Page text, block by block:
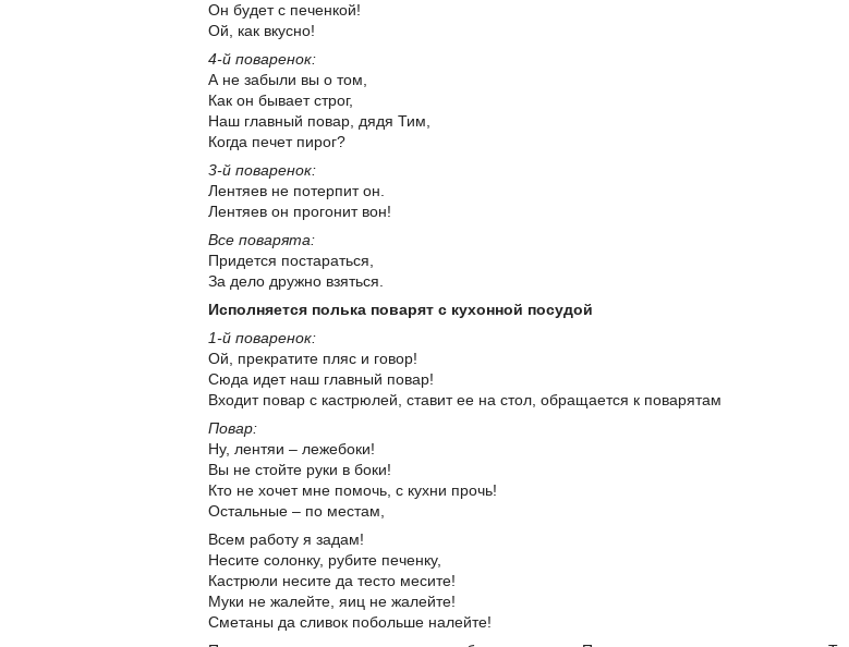
Он будет с печенкой!
Ой, как вкусно!
4-й поваренок:
А не забыли вы о том,
Как он бывает строг,
Наш главный повар, дядя Тим,
Когда печет пирог?
3-й поваренок:
Лентяев не потерпит он.
Лентяев он прогонит вон!
Все поварята:
Придется постараться,
За дело дружно взяться.
Исполняется полька поварят с кухонной посудой
1-й поваренок:
Ой, прекратите пляс и говор!
Сюда идет наш главный повар!
Входит повар с кастрюлей, ставит ее на стол, обращается к поварятам
Повар:
Ну, лентяи – лежебоки!
Вы не стойте руки в боки!
Кто не хочет мне помочь, с кухни прочь!
Остальные – по местам,
Всем работу я задам!
Несите солонку, рубите печенку,
Кастрюли несите да тесто месите!
Муки не жалейте, яиц не жалейте!
Сметаны да сливок побольше налейте!